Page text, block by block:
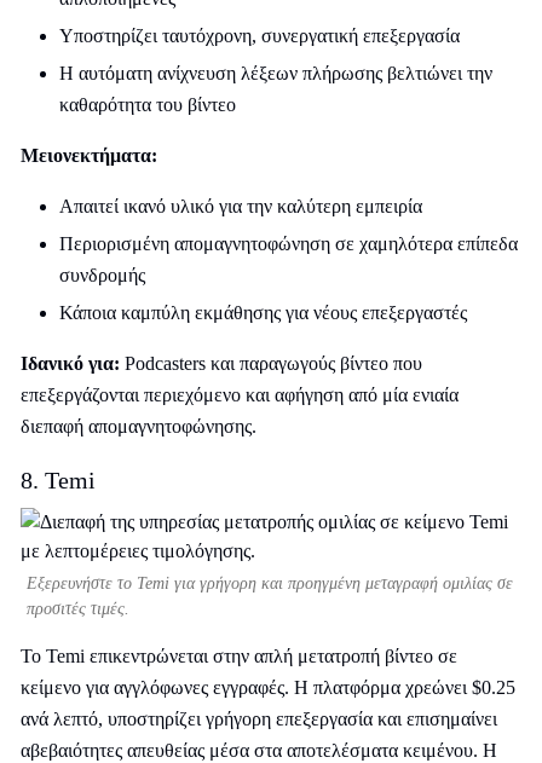
Υποστηρίζει ταυτόχρονη, συνεργατική επεξεργασία
Η αυτόματη ανίχνευση λέξεων πλήρωσης βελτιώνει την
καθαρότητα του βίντεο
Μειονεκτήματα:
Απαιτεί ικανό υλικό για την καλύτερη εμπειρία
Περιορισμένη απομαγνητοφώνηση σε χαμηλότερα επίπεδα
συνδρομής
Κάποια καμπύλη εκμάθησης για νέους επεξεργαστές
Ιδανικό για: Podcasters και παραγωγούς βίντεο που
επεξεργάζονται περιεχόμενο και αφήγηση από μία ενιαία
διεπαφή απομαγνητοφώνησης.
8. Temi
Εξερευνήστε το Temi για γρήγορη και προηγμένη μεταγραφή ομιλίας σε
προσιτές τιμές.
Το Temi επικεντρώνεται στην απλή μετατροπή βίντεο σε
κείμενο για αγγλόφωνες εγγραφές. Η πλατφόρμα χρεώνει $0.25
ανά λεπτό, υποστηρίζει γρήγορη επεξεργασία και επισημαίνει
αβεβαιότητες απευθείας μέσα στα αποτελέσματα κειμένου. Η